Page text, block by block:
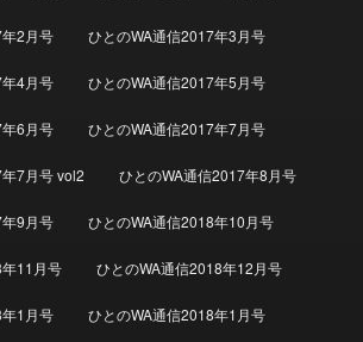
2月号 ひとのWA通信2017年3月号
4月号 ひとのWA通信2017年5月号
6月号 ひとのWA通信2017年7月号
7月号 vol2 ひとのWA通信2017年8月号
9月号 ひとのWA通信2018年10月号
11月号 ひとのWA通信2018年12月号
1月号 ひとのWA通信2018年1月号